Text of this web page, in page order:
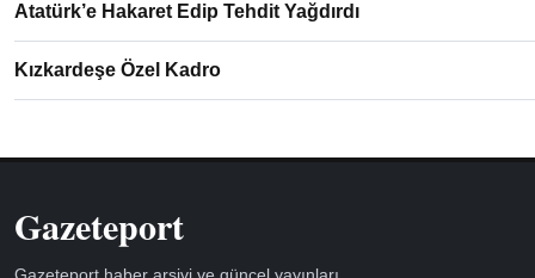
Atatürk’e Hakaret Edip Tehdit Yağdırdı
Kızkardeşe Özel Kadro
Gazeteport